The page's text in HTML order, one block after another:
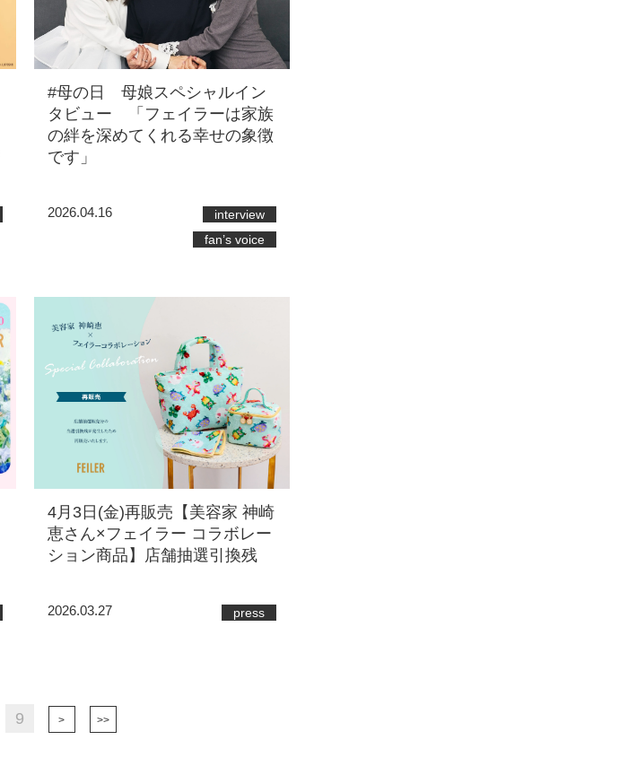
#母の日 母娘スペシャルイン
タビュー 「フェイラーは家族
の絆を深めてくれる幸せの象徴
です」
2026.04.16
interview
fan’s voice
4月3日(金)再販売【美容家 神崎
恵さん×フェイラー コラボレー
ション商品】店舗抽選引換残
2026.03.27 press
9